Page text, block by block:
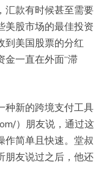
汇款有时候甚至需要
美股市场的最佳投资
到美国股票的分红
金一直在外面“滞
种新的跨境支付工具
）朋友说，通过这
作简单且快速。堂叔
朋友说过之后，他还